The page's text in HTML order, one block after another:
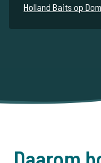
Holland Baits op